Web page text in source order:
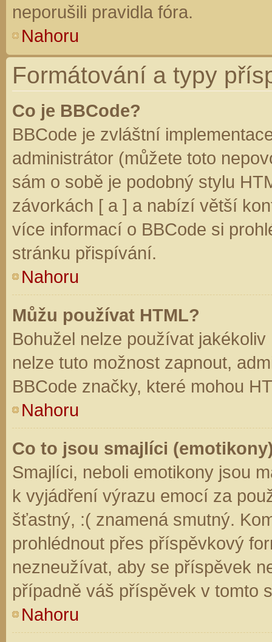
neporušili pravidla fóra.
Nahoru
Formátování a typy
Co je BBCode?
BBCode je zvláštní
administrátor (můžete toto
sám o sobě je podobný stylu
závorkách [ a ] a nabízí větší
více informací o BBCode si
stránku přispívání.
Nahoru
Můžu používat HTML?
Bohužel nelze používat
nelze tuto možnost zapnout,
BBCode značky, které mohou
Nahoru
Co to jsou smajlíci
Smajlíci, neboli emotikony jsou
k vyjádření výrazu emocí za
šťastný, :( znamená smutný.
prohlédnout přes příspěvkový
nezneužívat, aby se příspěvek
případně váš příspěvek v tomto
Nahoru